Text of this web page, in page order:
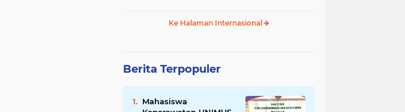
Ke Halaman Internasional
Berita Terpopuler
Mahasiswa